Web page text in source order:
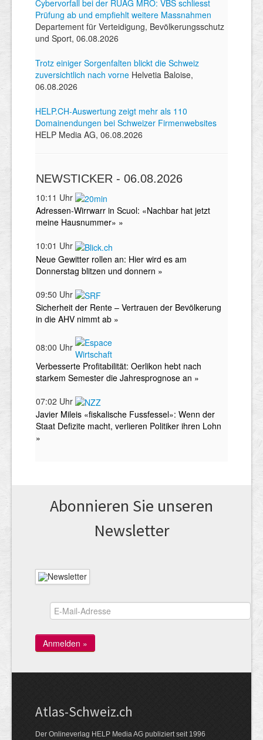
Abonnieren Sie unseren
News­letter
Atlas-Schweiz.ch
Der Onlineverlag HELP Media AG publiziert seit 1996